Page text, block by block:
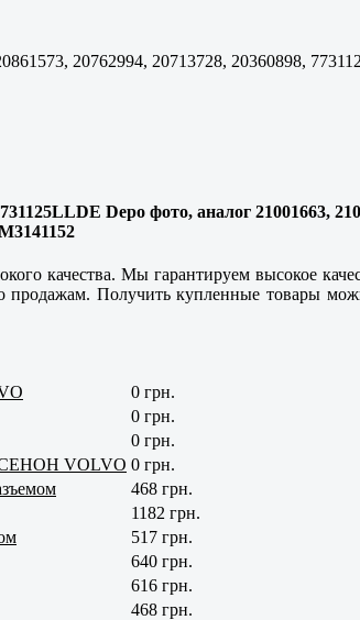
20762994, 20713728, 20360898,
Depo фото, аналог 21001663,
качества. Мы гарантируем высокое
продажам. Получить купленные товары
0 грн.
0 грн.
0 грн.
КСЕНОН VOLVO 0 грн.
468 грн.
1182 грн.
517 грн.
640 грн.
616 грн.
468 грн.